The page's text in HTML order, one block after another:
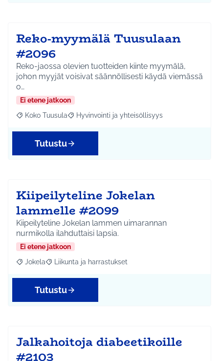
Reko-myymälä Tuusulaan
#2096
Reko-jaossa olevien tuotteiden kiinte myymälä,
johon myyjät voisivat säännöllisesti käydä viemässä
o…
Ei etene jatkoon
Rajaa tulokset aihepiirin mukaan: Koko Tuusula
Koko Tuusula Rajaa tulokset teeman mukaan: Hyvinvointi ja
Hyvinvointi ja yhteisöllisyys
Tutustu
Kiipeilyteline Jokelan
lammelle #2099
Kiipeilyteline Jokelan lammen uimarannan
nurmikolla ilahduttaisi lapsia.
Ei etene jatkoon
Rajaa tulokset aihepiirin mukaan: Jokela
Jokela Rajaa tulokset teeman mukaan: Liikunta ja
Liikunta ja harrastukset
Tutustu
Jalkahoitoja diabeetikoille
#2103